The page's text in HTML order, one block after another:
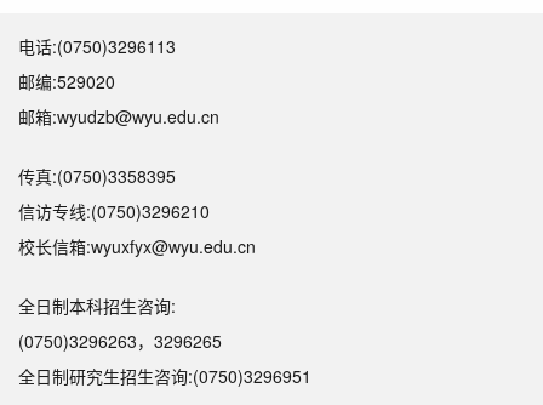
电话:(0750)3296113
邮编:529020
邮箱:wyudzb@wyu.edu.cn
传真:(0750)3358395
信访专线:(0750)3296210
校长信箱:wyuxfyx@wyu.edu.cn
全日制本科招生咨询:
(0750)3296263，3296265
全日制研究生招生咨询:(0750)3296951